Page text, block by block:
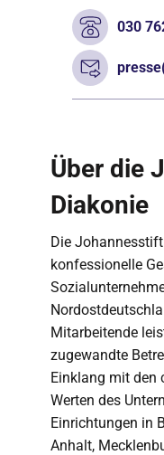
030
Über die
Diakonie
Die
konfessionelle
Mitarbeitende
zugewandte
Einklang mit den
Werten des
Einrichtungen in
Anhalt,